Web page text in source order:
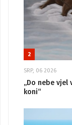
2
SRP, 06 2026
„Do nebe vjel
koni“